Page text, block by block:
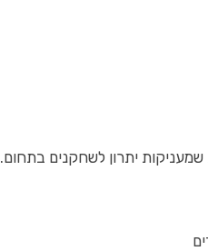
יתרון לשחקנים בתחום.